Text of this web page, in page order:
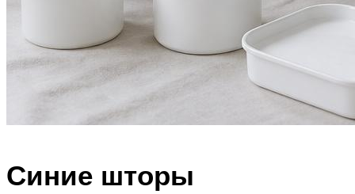
Синие шторы